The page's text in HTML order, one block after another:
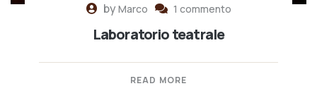
byMarco 1 commento
Laboratorio teatrale
READ MORE